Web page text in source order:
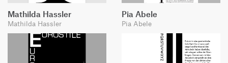
Mathilda Hassler
Mathilda Hassler
Pia Abele
Pia Abele